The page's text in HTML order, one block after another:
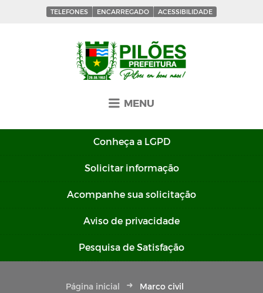
TELEFONES ENCARREGADO ACESSIBILIDADE
MENU
Conheça a LGPD
Solicitar informação
Acompanhe sua solicitação
Aviso de privacidade
Pesquisa de Satisfação
Página inicial Marco civil